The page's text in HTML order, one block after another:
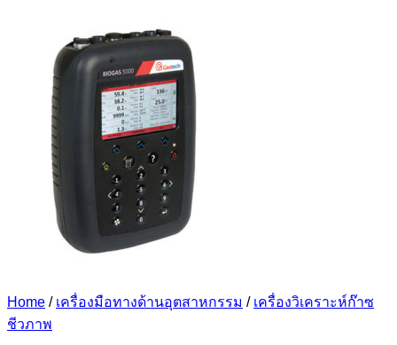
Home / เครื่องมือทางด้านอุตสาหกรรม / เครื่องวิเคราะห์ก๊าซ
ชีวภาพ